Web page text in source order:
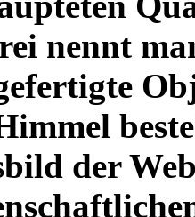
nennt
der